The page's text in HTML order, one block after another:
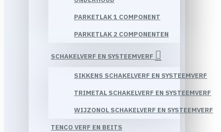
PARKETLAK 1 COMPONENT
PARKETLAK 2 COMPONENTEN
SCHAKELVERF EN SYSTEEMVERF
SIKKENS SCHAKELVERF EN SYSTEEMVERF
TRIMETAL SCHAKELVERF EN SYSTEEMVERF
WIJZONOL SCHAKELVERF EN SYSTEEMVERF
TENCO VERF EN BEITS